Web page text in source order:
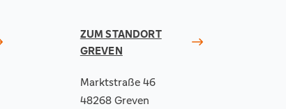
ZUM STANDORT
GREVEN
Marktstraße 46
48268 Greven